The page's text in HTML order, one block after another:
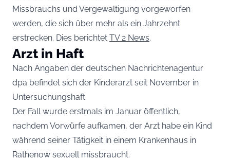
Missbrauchs und Vergewaltigung vorgeworfen
werden, die sich über mehr als ein Jahrzehnt
erstrecken. Dies berichtet TV 2 News.
Arzt in Haft
Nach Angaben der deutschen Nachrichtenagentur
dpa befindet sich der Kinderarzt seit November in
Untersuchungshaft.
Der Fall wurde erstmals im Januar öffentlich,
nachdem Vorwürfe aufkamen, der Arzt habe ein Kind
während seiner Tätigkeit in einem Krankenhaus in
Rathenow sexuell missbraucht.